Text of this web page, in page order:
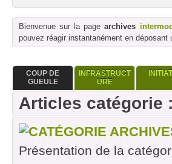
Bienvenue sur la pagearchives
pouvez réagir instantanément en déposant
COUP DE
GUEULE
INFRASTRUCT
URE
Articles catégorie :
CATÉGORIE
Présentation de la